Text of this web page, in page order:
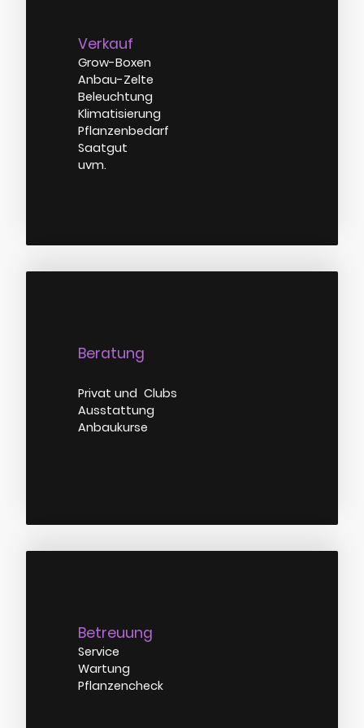
Verkauf
Grow-Boxen
Anbau-Zelte
Beleuchtung
Klimatisierung
Pflanzenbedarf
Saatgut
uvm.
Beratung
Privat und Clubs
Ausstattung
Anbaukurse
Betreuung
Service
Wartung
Pflanzencheck